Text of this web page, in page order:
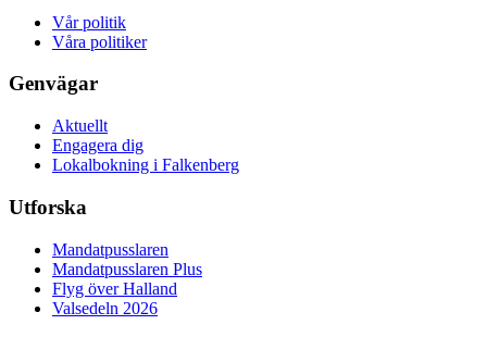
Vår politik
Våra politiker
Genvägar
Aktuellt
Engagera dig
Lokalbokning i Falkenberg
Utforska
Mandatpusslaren
Mandatpusslaren Plus
Flyg över Halland
Valsedeln 2026